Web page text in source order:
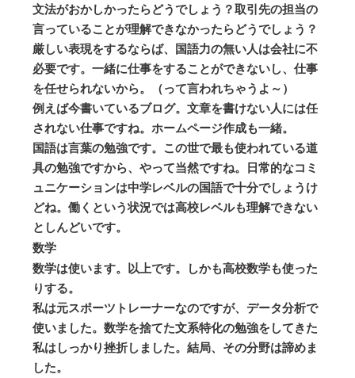
文法がおかしかったらどうでしょう？取引先の担当の
言っていることが理解できなかったらどうでしょう？
厳しい表現をするならば、国語力の無い人は会社に不
必要です。一緒に仕事をすることができないし、仕事
を任せられないから。（って言われちゃうよ～）
例えば今書いているブログ。文章を書けない人には任
されない仕事ですね。ホームページ作成も一緒。
国語は言葉の勉強です。この世で最も使われている道
具の勉強ですから、やって当然ですね。日常的なコミ
ュニケーションは中学レベルの国語で十分でしょうけ
どね。働くという状況では高校レベルも理解できない
としんどいです。
数学
数学は使います。以上です。しかも高校数学も使った
りする。
私は元スポーツトレーナーなのですが、データ分析で
使いました。数学を捨てた文系特化の勉強をしてきた
私はしっかり挫折しました。結局、その分野は諦めま
した。